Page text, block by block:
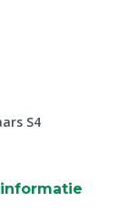
S4